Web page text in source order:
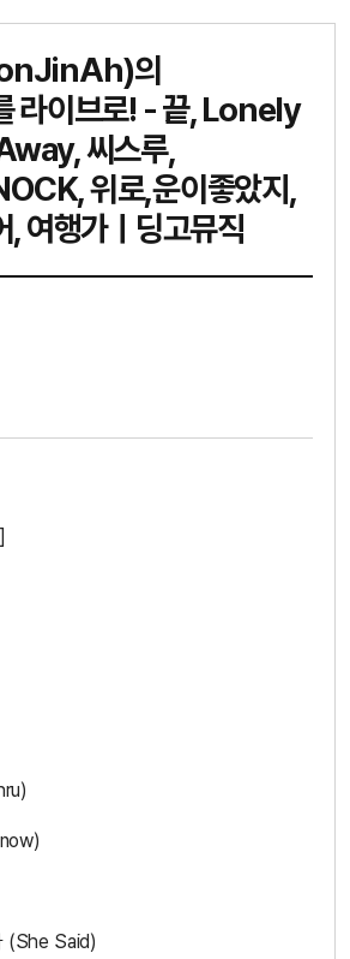
의
라이브로! - 끝, Lonely
씨스루,
위로,운이좋았지,
, 여행가ㅣ딩고뮤직
(She Said)